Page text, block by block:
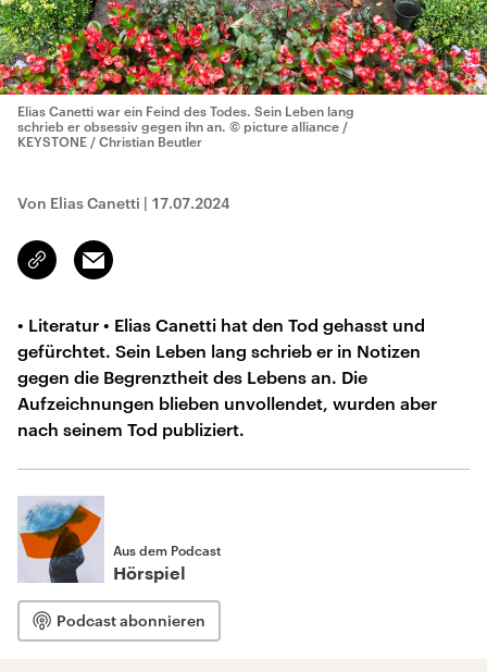
Elias Canetti war ein Feind des Todes. Sein Leben lang
schrieb er obsessiv gegen ihn an. © picture alliance /
KEYSTONE / Christian Beutler
Von Elias Canetti | 17.07.2024
Link
kopieren/teilen
Email
• Literatur • Elias Canetti hat den Tod gehasst und
gefürchtet. Sein Leben lang schrieb er in Notizen
gegen die Begrenztheit des Lebens an. Die
Aufzeichnungen blieben unvollendet, wurden aber
nach seinem Tod publiziert.
Aus dem Podcast
Hörspiel
Podcast abonnieren